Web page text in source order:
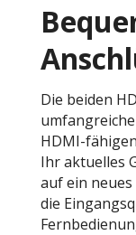
Die beiden
HDMI-
Ihr aktuelles
auf ein
die